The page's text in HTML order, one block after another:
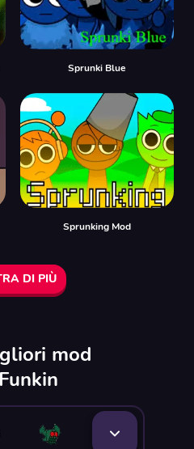
Sprunki Blue
Sprunking Mod
DI PIÙ
mod